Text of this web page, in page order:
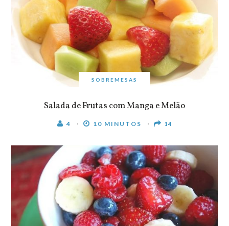
SOBREMESAS
Salada de Frutas com Manga e Melão
4 10 MINUTOS 14